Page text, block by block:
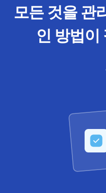
모든 것을 관
인 방법이